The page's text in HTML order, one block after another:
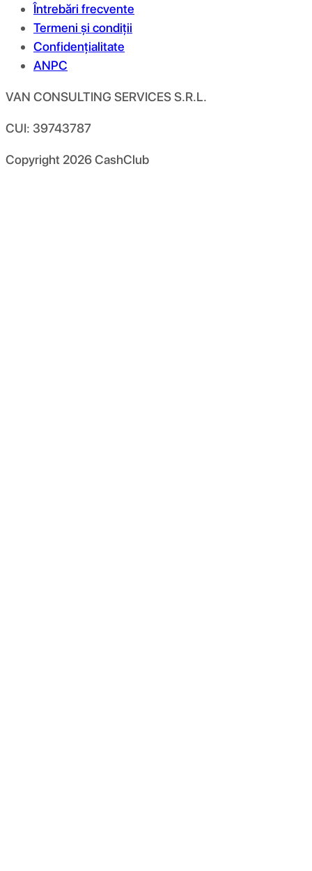
Întrebări frecvente
Termeni și condiții
Confidențialitate
ANPC
VAN CONSULTING SERVICES S.R.L.
CUI: 39743787
Copyright 2026CashClub